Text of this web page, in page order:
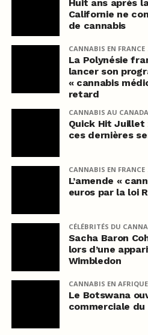
Huit ans après
Californie ne
de cannabis
CANNABIS EN FRANCE
La Polynésie
lancer son
« cannabis
retard
CANNABIS AU CANADA
Quick Hit Juillet
ces dernières
CANNABIS EN FRANCE
L’amende «
euros par la loi
CÉLÉBRITÉS DU
Sacha Baron
lors d’une
Wimbledon
CANNABIS EN AFRIQUE
Le Botswana
commerciale du